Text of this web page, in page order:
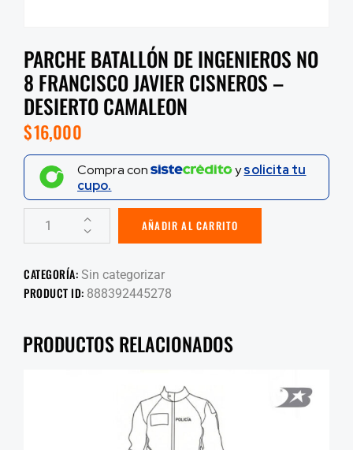
PARCHE BATALLÓN DE INGENIEROS NO
8 FRANCISCO JAVIER CISNEROS –
DESIERTO CAMALEON
$16,000
Compra con ysolicita tu
cupo.
AÑADIR AL CARRITO
CATEGORÍA: Sin categorizar
PRODUCT ID: 888392445278
PRODUCTOS RELACIONADOS